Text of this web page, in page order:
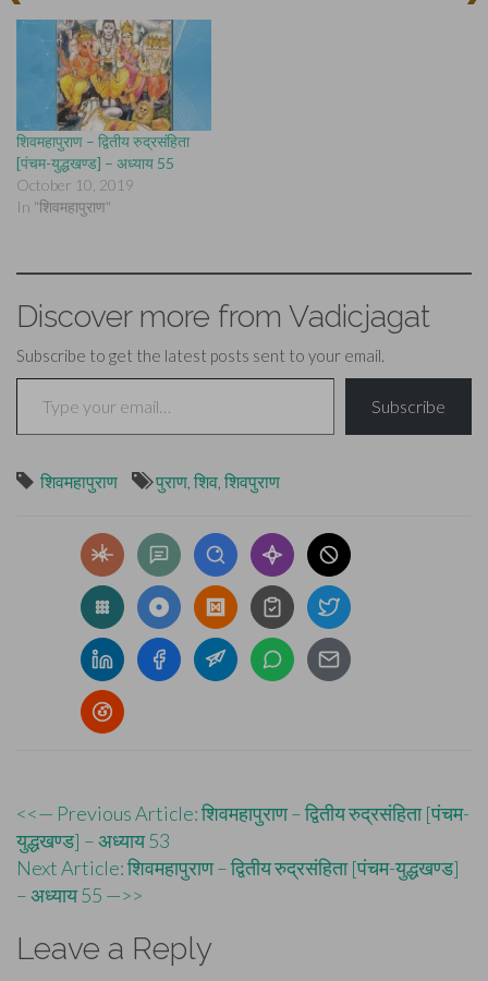
शिवमहापुराण – द्वितीय रुद्रसंहिता
[पंचम-युद्धखण्ड] – अध्याय 55
October 10, 2019
In "शिवमहापुराण"
Discover more from Vadicjagat
Subscribe to get the latest posts sent to your email.
Type your email…
Subscribe
शिवमहापुराण पुराण, शिव, शिवपुराण
Post
navigation
<<— Previous Article: शिवमहापुराण – द्वितीय रुद्रसंहिता [पंचम-
युद्धखण्ड] – अध्याय 53
Next Article: शिवमहापुराण – द्वितीय रुद्रसंहिता [पंचम-युद्धखण्ड]
– अध्याय 55 —>>
Leave a Reply